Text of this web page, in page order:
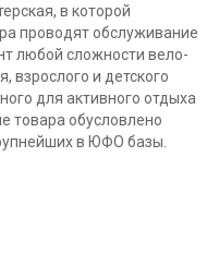
в которой
проводят обслуживание
любой сложности вело-
взрослого и детского
для активного отдыха
товара обусловлено
в ЮФО базы.